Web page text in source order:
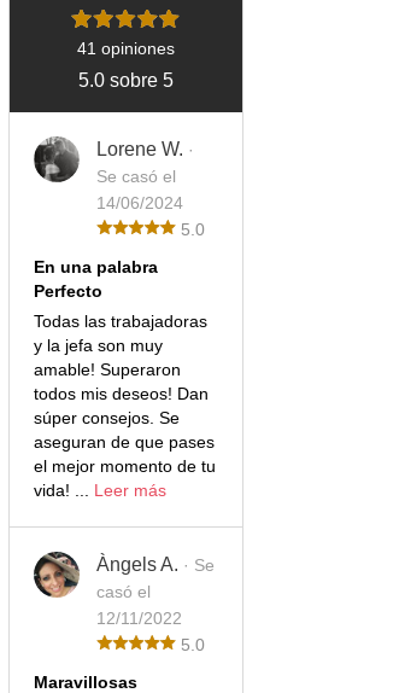
41 opiniones
5.0 sobre 5
Lorene W. ·
Se casó el
14/06/2024
5.0
En una palabra
Perfecto
Todas las trabajadoras
y la jefa son muy
amable! Superaron
todos mis deseos! Dan
súper consejos. Se
aseguran de que pases
el mejor momento de tu
vida! ... Leer más
Àngels A. · Se
casó el
12/11/2022
5.0
Maravillosas